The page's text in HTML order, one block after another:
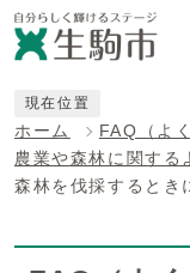
現在位置
ホーム FAQ（よ
農業や森林に関する
森林を伐採するとき